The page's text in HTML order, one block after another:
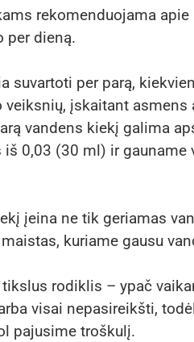
rekomenduojama
per dieną.
suvartoti per parą,
įskaitant asmens
vandens kiekį galima
0,03 (30 ml) ir
įeina ne tik geriamas
kuriame gausu
rodiklis – ypač
visai nepasireikšti,
pajusime troškulį.